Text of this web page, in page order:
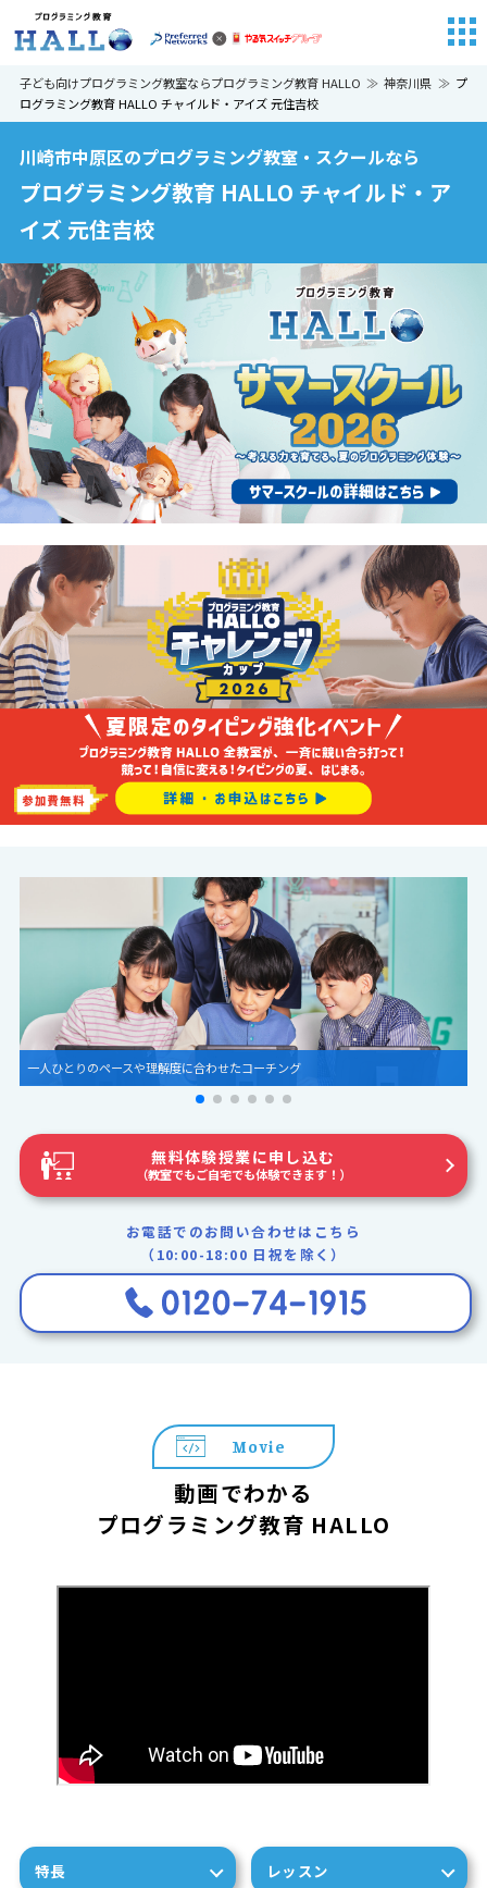
子ども向けプログラミング教室ならプログラミング教育 HALLO 神奈川県
プ
ログラミング教育 HALLO チャイルド・アイズ 元住吉校
川崎市中原区のプログラミング教室・スクールなら
プログラミング教育 HALLO チャイルド・ア
イズ 元住吉校
圧倒的な世界観とグラフィック
無料体験授業に申し込む
（教室でもご自宅でも体験できます！）
お電話でのお問い合わせはこちら
（10:00-18:00 日祝を除く）
Movie
動画でわかる
プログラミング教育 HALLO
特長 レッスン